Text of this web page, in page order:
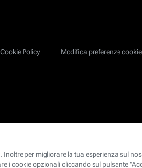
Cookie Policy Modifica preferenze cookie